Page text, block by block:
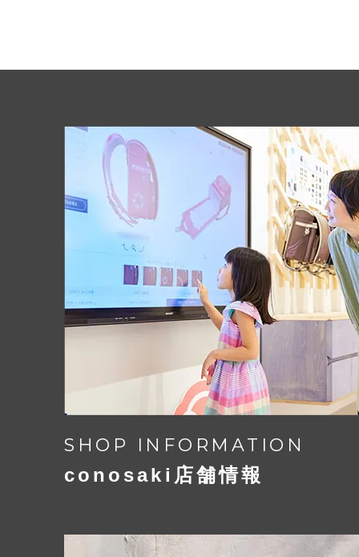
細かな部分も丁寧に
クラシカルな雰囲気を大切にするた
金具にはアンティークゴールドを採
しなやかな革の質感と鈍色に輝く美
ランドセルの美しさをきわ立たせま
ワイドに広がる！！
ミラクルくるっロッ
錠前をあわせるだけで自動でくるっと
鍵がかかるワンタッチロックと、
下ベルトの金具位置を左右に調節でき
スライドロックが合体したオリジナ
【商標登録 5288431 号】
【実用新案 3152973 号】
SHOP INFORMATION
conosaki店舗情報